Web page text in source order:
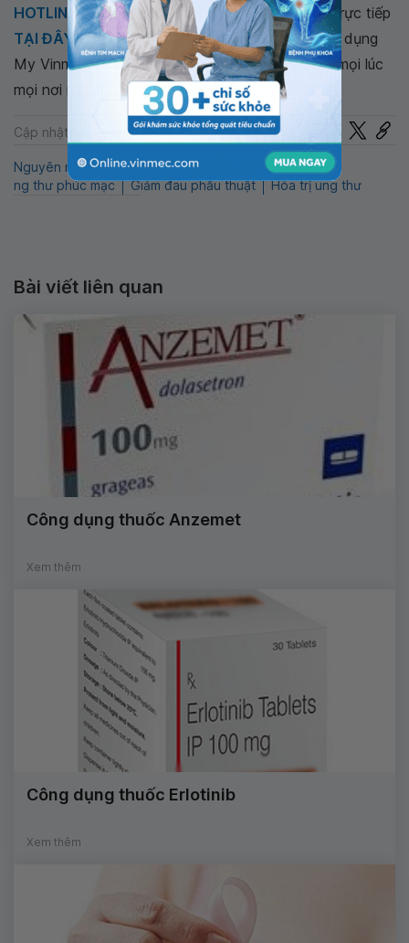
HOTLINE, đặt muaGÓI DỊCH VỤhoặc đặt lịch trực tiếp
TẠI ĐÂY. Tải và đặt lịch khám tự động trên ứng dụng
My Vinmec để quản lý, theo dõi lịch và đặt hẹn mọi lúc
mọi nơi ngay trên ứng dụng.
Cập nhật: 22-07-2024 Chia sẻ
Nguyên nhân ung thư di căn
Xạ trị ung thư
ng thư phúc mạc
Giảm đau phẫu thuật Hóa trị ung thư
Bài viết liên quan
Công dụng thuốc Anzemet
Xem thêm
Công dụng thuốc Erlotinib
Xem thêm